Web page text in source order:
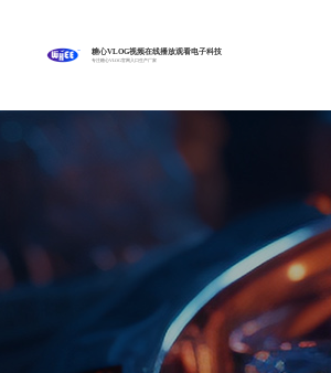
糖心VLOG视频在线播放观看电子科技
专注糖心VLOG官网入口生产厂家